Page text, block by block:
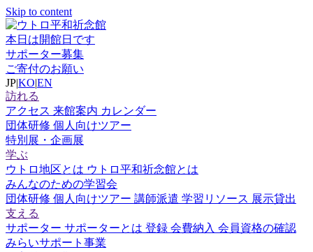
Skip to content
本日は開館日です
サポーター募集
ご寄付のお願い
JP|KO|EN
訪れる
アクセス 来館案内 カレンダー
団体研修 個人向けツアー
特別展・企画展
学ぶ
ウトロ地区とは ウトロ平和祈念館とは
みんなのための学習会
団体研修 個人向けツアー 講師派遣 学習リソース 展示貸出
支える
サポーター サポーターとは 登録 会費納入 会員資格の確認
みらいサポート事業